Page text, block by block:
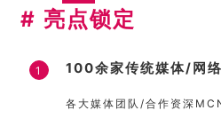
# 亮点锁定
1 100余家传统媒体/网
各大媒体团队/合作资深